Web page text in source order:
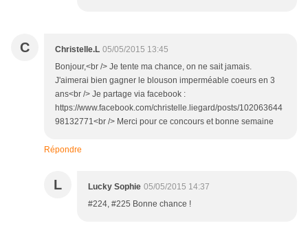
C Christelle.L 05/05/2015 13:45
Bonjour,<br /> Je tente ma chance, on ne sait jamais.
J'aimerai bien gagner le blouson imperméable coeurs en 3
ans<br /> Je partage via facebook :
https://www.facebook.com/christelle.liegard/posts/102063644
98132771<br /> Merci pour ce concours et bonne semaine
Répondre
L Lucky Sophie 05/05/2015 14:37
#224, #225 Bonne chance !